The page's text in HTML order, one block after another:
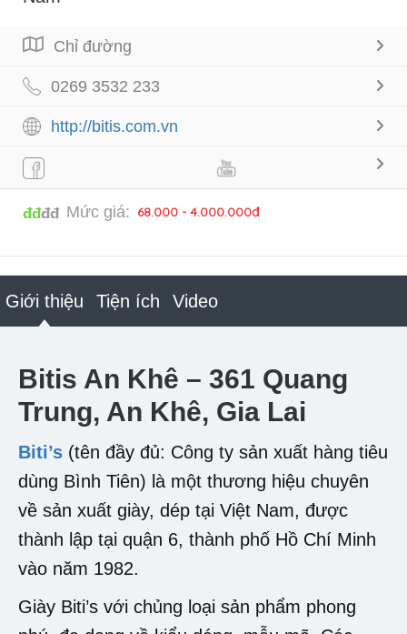
Chỉ đường
0269 3532 233
http://bitis.com.vn
đđđđ Mức giá: 68.000 - 4.000.000đ
Giới thiệu Tiện ích Video
Bitis An Khê – 361 Quang
Trung, An Khê, Gia Lai
Biti’s (tên đầy đủ: Công ty sản xuất hàng tiêu
dùng Bình Tiên) là một thương hiệu chuyên
về sản xuất giày, dép tại Việt Nam, được
thành lập tại quận 6, thành phố Hồ Chí Minh
vào năm 1982.
Giày Biti’s với chủng loại sản phẩm phong